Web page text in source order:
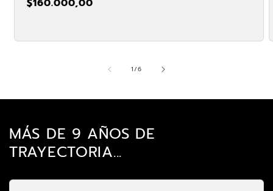
1/DE
6
MÁS DE 9 AÑOS DE
TRAYECTORIA...